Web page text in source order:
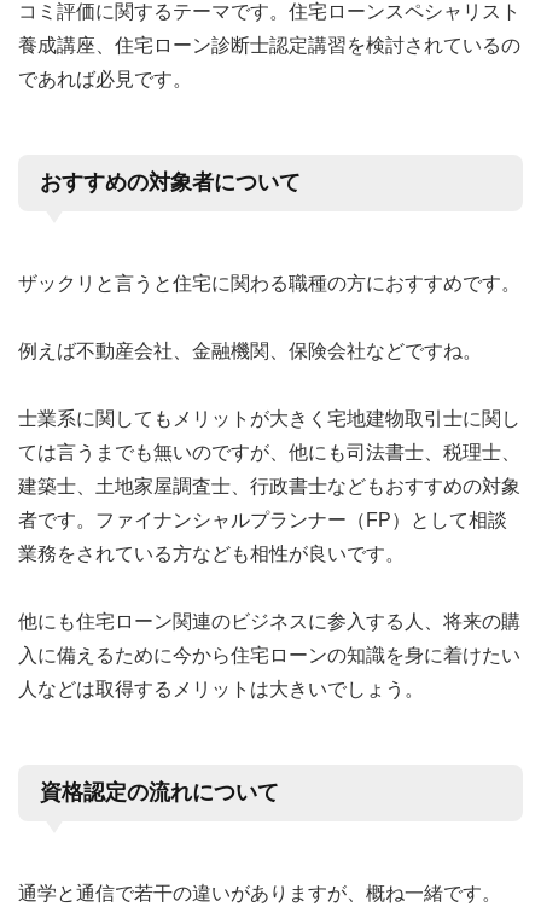
コミ評価に関するテーマです。住宅ローンスペシャリスト
養成講座、住宅ローン診断士認定講習を検討されているの
であれば必見です。
おすすめの対象者について
ザックリと言うと住宅に関わる職種の方におすすめです。
例えば不動産会社、金融機関、保険会社などですね。
士業系に関してもメリットが大きく宅地建物取引士に関し
ては言うまでも無いのですが、他にも司法書士、税理士、
建築士、土地家屋調査士、行政書士などもおすすめの対象
者です。ファイナンシャルプランナー（FP）として相談
業務をされている方なども相性が良いです。
他にも住宅ローン関連のビジネスに参入する人、将来の購
入に備えるために今から住宅ローンの知識を身に着けたい
人などは取得するメリットは大きいでしょう。
資格認定の流れについて
通学と通信で若干の違いがありますが、概ね一緒です。